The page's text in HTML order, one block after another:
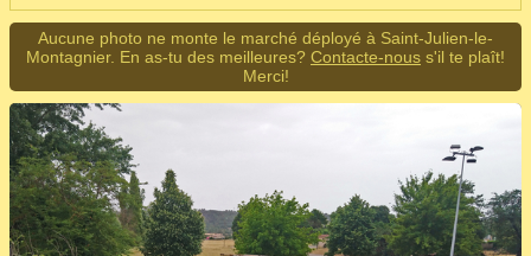
Aucune photo ne monte le marché déployé à Saint-Julien-le-
Montagnier. En as-tu des meilleures? Contacte-nous s'il te plaît!
Merci!